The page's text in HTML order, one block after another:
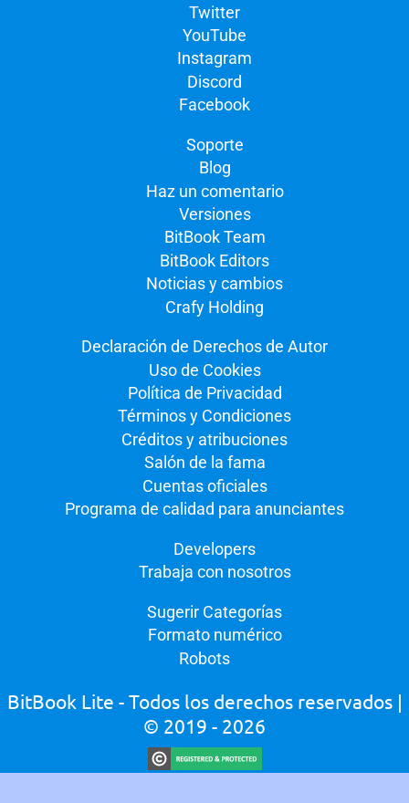
Twitter
YouTube
Instagram
Discord
Facebook
Soporte
Blog
Haz un comentario
Versiones
BitBook Team
BitBook Editors
Noticias y cambios
Crafy Holding
Declaración de Derechos de Autor
Uso de Cookies
Política de Privacidad
Términos y Condiciones
Créditos y atribuciones
Salón de la fama
Cuentas oficiales
Programa de calidad para anunciantes
Developers
Trabaja con nosotros
Sugerir Categorías
Formato numérico
Robots
BitBook Lite - Todos los derechos reservados |
© 2019 - 2026